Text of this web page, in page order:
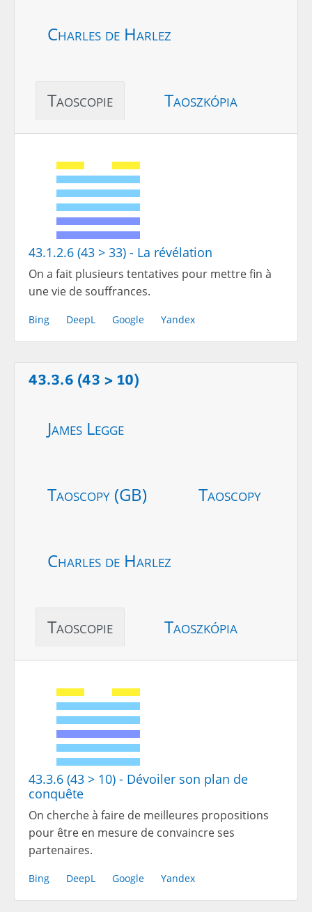
Charles de Harlez
Taoscopie Taoszkópia
43.1.2.6 (43 > 33) - La révélation
On a fait plusieurs tentatives pour mettre fin à
une vie de souffrances.
Bing DeepL Google Yandex
43.3.6 (43 > 10)
James Legge
Taoscopy (GB) Taoscopy
Charles de Harlez
Taoscopie Taoszkópia
43.3.6 (43 > 10) - Dévoiler son plan de
conquête
On cherche à faire de meilleures propositions
pour être en mesure de convaincre ses
partenaires.
Bing DeepL Google Yandex